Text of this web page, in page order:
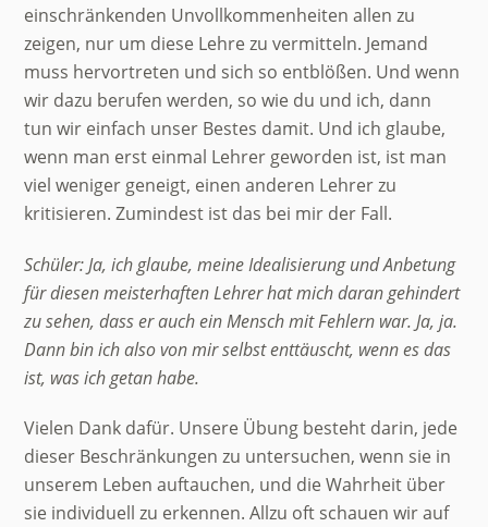
einschränkenden Unvollkommenheiten allen zu
zeigen, nur um diese Lehre zu vermitteln. Jemand
muss hervortreten und sich so entblößen. Und wenn
wir dazu berufen werden, so wie du und ich, dann
tun wir einfach unser Bestes damit. Und ich glaube,
wenn man erst einmal Lehrer geworden ist, ist man
viel weniger geneigt, einen anderen Lehrer zu
kritisieren. Zumindest ist das bei mir der Fall.
Schüler: Ja, ich glaube, meine Idealisierung und Anbetung
für diesen meisterhaften Lehrer hat mich daran gehindert
zu sehen, dass er auch ein Mensch mit Fehlern war. Ja, ja.
Dann bin ich also von mir selbst enttäuscht, wenn es das
ist, was ich getan habe.
Vielen Dank dafür. Unsere Übung besteht darin, jede
dieser Beschränkungen zu untersuchen, wenn sie in
unserem Leben auftauchen, und die Wahrheit über
sie individuell zu erkennen. Allzu oft schauen wir auf